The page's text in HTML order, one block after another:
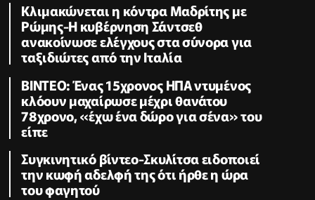
Κλιμακώνεται η κόντρα Μαδρίτης με
Ρώμης-Η κυβέρνηση Σάντσεθ
ανακοίνωσε ελέγχους στα σύνορα για
ταξιδιώτες από την Ιταλία
ΒΙΝΤΕΟ: Ένας 15χρονος ΗΠΑ ντυμένος
κλόουν μαχαίρωσε μέχρι θανάτου
78χρονο, «έχω ένα δώρο για σένα» του
είπε
Συγκινητικό βίντεο-Σκυλίτσα ειδοποιεί
την κωφή αδελφή της ότι ήρθε η ώρα
του φαγητού